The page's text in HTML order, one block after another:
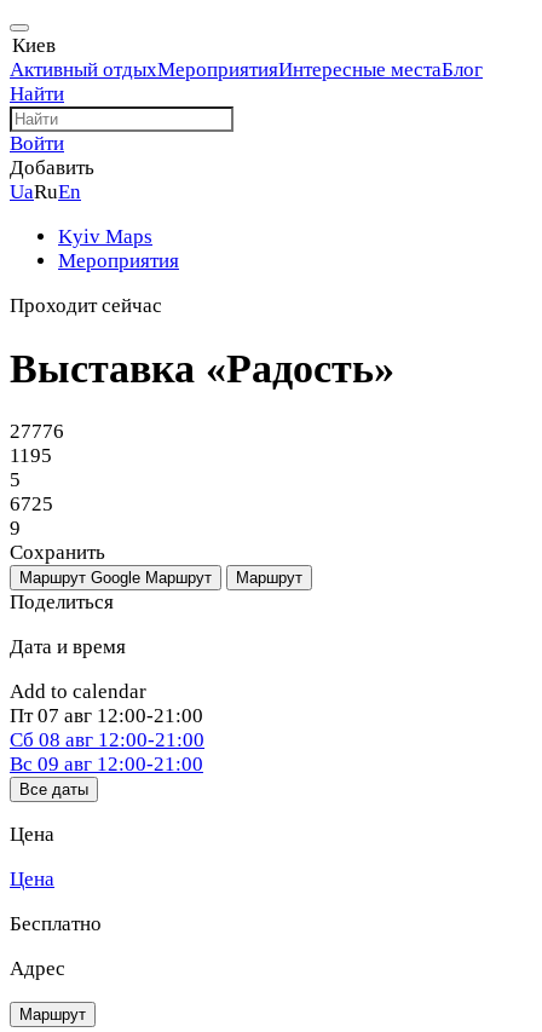
Киев
Активный отдыхМероприятияИнтересные местаБлог
Найти
Войти
Добавить
UaRuEn
Kyiv Maps
Мероприятия
Проходит сейчас
Выставка «Радость»
27776
1195
5
6725
9
Сохранить
Маршрут Google Маршрут Маршрут
Поделиться
Дата и время
Add to calendar
Пт 07 авг 12:00-21:00
Сб 08 авг 12:00-21:00
Вс 09 авг 12:00-21:00
Все даты
Цена
Цена
Бесплатно
Адрес
Маршрут